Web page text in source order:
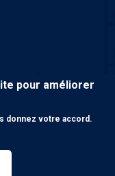
réservés.
pour améliorer
donnez votre accord.